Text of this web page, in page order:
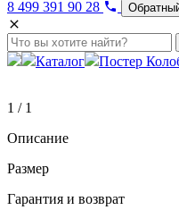
8 499 391 90 28
Каталог Постер
1 / 1
Описание
Размер
Гарантия и возврат